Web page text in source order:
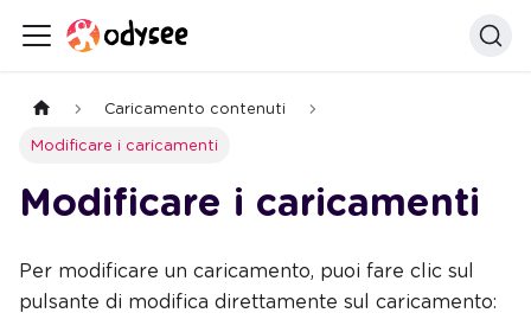
Caricamento contenuti
Modificare i caricamenti
Modificare i caricamenti
Per modificare un caricamento, puoi fare clic sul
pulsante di modifica direttamente sul caricamento: